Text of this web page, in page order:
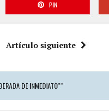
PIN
Artículo siguiente
DE INMEDIATO”"